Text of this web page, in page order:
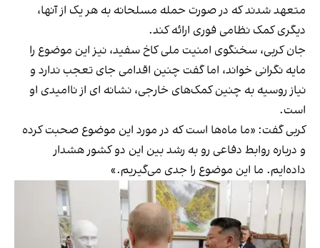
متعهد شدند که در صورت حمله مسلحانه به هر یک از آنها،
دیگری کمک نظامی فوری ارائه کند.
جان کربی، سخنگوی امنیت ملی کاخ سفید، نیز این موضوع را
مایه نگرانی خواند، اما گفت چنین اقدامی جای تعجب ندارد و
نیاز روسیه به چنین کمک‌های خارجی، نشانه ای از ناامیدی او
است.
کربی گفت: «ما ماه‌ها است که در مورد این موضوع صحبت کرده
و درباره روابط دفاعی رو به رشد بین این دو کشور هشدار
داده‌ایم. ما این موضوع را جدی می‌گیریم.»